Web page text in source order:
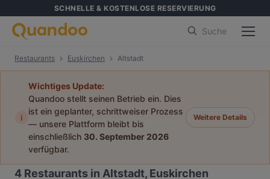
SCHNELLE & KOSTENLOSE RESERVIERUNG
Suche
Restaurants Euskirchen Altstadt
i
Wichtiges Update:
Quandoo stellt seinen Betrieb ein. Dies
ist ein geplanter, schrittweiser Prozess
— unsere Plattform bleibt bis
einschließlich 30. September 2026
verfügbar.
Weitere Details
4 Restaurants in Altstadt, Euskirchen